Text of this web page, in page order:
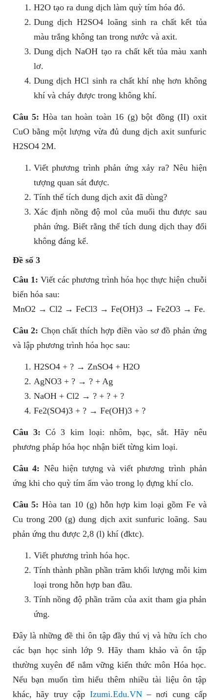
H2O tạo ra dung dịch làm quỳ tím hóa đỏ.
Dung dịch H2SO4 loãng sinh ra chất kết tủa
màu trắng không tan trong nước và axit.
Dung dịch NaOH tạo ra chất kết tủa màu xanh
lơ.
Dung dịch HCl sinh ra chất khí nhẹ hơn không
khí và cháy được trong không khí.
Câu 5: Hòa tan hoàn toàn 16 (g) bột đồng (II) oxit
CuO bằng một lượng vừa đủ dung dịch axit sunfuric
H2SO4 2M.
Viết phương trình phản ứng xảy ra? Nêu hiện
tượng quan sát được.
Tính thể tích dung dịch axit đã dùng?
Xác định nồng độ mol của muối thu được sau
phản ứng. Biết rằng thể tích dung dịch thay đổi
không đáng kể.
Đề số 3
Câu 1: Viết các phương trình hóa học thực hiện chuỗi
biến hóa sau:
MnO2 → Cl2 → FeCl3 → Fe(OH)3 → Fe2O3 → Fe.
Câu 2: Chọn chất thích hợp điền vào sơ đồ phản ứng
và lập phương trình hóa học sau:
H2SO4 + ? → ZnSO4 + H2O
AgNO3 + ? → ? + Ag
NaOH + Cl2 → ? + ? + ?
Fe2(SO4)3 + ? → Fe(OH)3 + ?
Câu 3: Có 3 kim loại: nhôm, bạc, sắt. Hãy nêu
phương pháp hóa học nhận biết từng kim loại.
Câu 4: Nêu hiện tượng và viết phương trình phản
ứng khi cho quỳ tím ẩm vào trong lọ đựng khí clo.
Câu 5: Hòa tan 10 (g) hỗn hợp kim loại gồm Fe và
Cu trong 200 (g) dung dịch axit sunfuric loãng. Sau
phản ứng thu được 2,8 (l) khí (đktc).
Viết phương trình hóa học.
Tính thành phần phần trăm khối lượng mỗi kim
loại trong hỗn hợp ban đầu.
Tính nồng độ phần trăm của axit tham gia phản
ứng.
Đây là những đề thi ôn tập đầy thú vị và hữu ích cho
các bạn học sinh lớp 9. Hãy tham khảo và ôn tập
thường xuyên để nắm vững kiến thức môn Hóa học.
Nếu bạn muốn tìm hiểu thêm nhiều tài liệu ôn tập
khác, hãy truy cập Izumi.Edu.VN– nơi cung cấp